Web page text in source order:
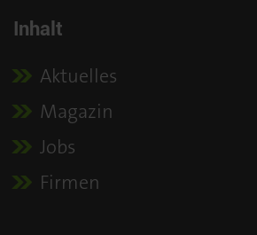
Inhalt
Aktuelles
Magazin
Jobs
Firmen